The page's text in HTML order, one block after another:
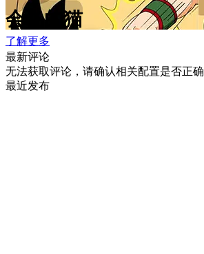
会飞的猫
了解更多
最新评论
无法获取评论，请确认相关配置是否正确
最近发布